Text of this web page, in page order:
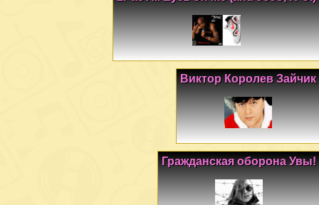
Виктор Королев Зайчик
Гражданская оборона Увы!